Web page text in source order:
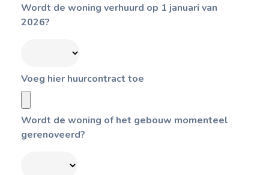
Wordt de woning verhuurd op 1 januari van
2026?
Voeg hier huurcontract toe
Wordt de woning of het gebouw momenteel
gerenoveerd?